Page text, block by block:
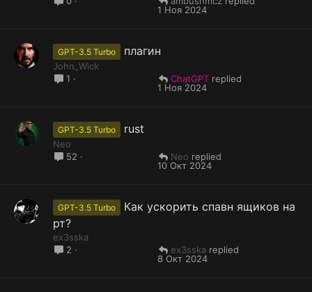
1 Ноя 2024
GPT-3.5 Turbo плагин
John_Wick
1
1 Ноя 2024
ChatGPT
GPT-3.5 Turbo rust
Neo
52
10 Окт 2024
Neo
GPT-3.5 Turbo
Как ускорить спавн ящиков на
рт?
ex3sska
2
8 Окт 2024
ex3sska